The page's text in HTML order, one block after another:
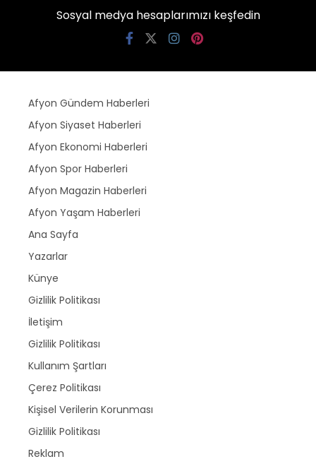
Sosyal medya hesaplarımızı keşfedin
Afyon Gündem Haberleri
Afyon Siyaset Haberleri
Afyon Ekonomi Haberleri
Afyon Spor Haberleri
Afyon Magazin Haberleri
Afyon Yaşam Haberleri
Ana Sayfa
Yazarlar
Künye
Gizlilik Politikası
İletişim
Gizlilik Politikası
Kullanım Şartları
Çerez Politikası
Kişisel Verilerin Korunması
Gizlilik Politikası
Reklam